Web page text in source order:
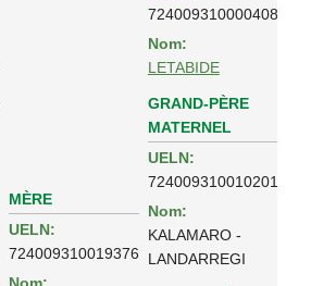
724009310000408
Nom:
LETABIDE
MÈRE
UELN:
724009310019376
GRAND-PÈRE
MATERNEL
UELN:
724009310010201
Nom:
KALAMARO -
LANDARREGI